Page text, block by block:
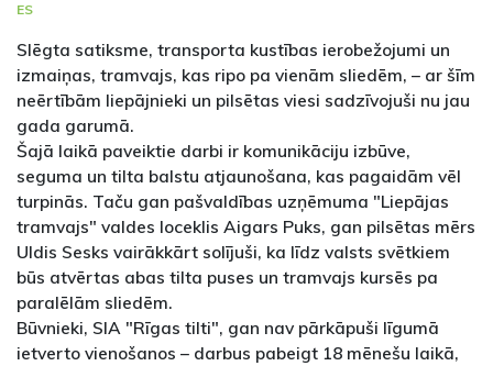
ES
Slēgta satiksme, transporta kustības ierobežojumi un
izmaiņas, tramvajs, kas ripo pa vienām sliedēm, – ar šīm
neērtībām liepājnieki un pilsētas viesi sadzīvojuši nu jau
gada garumā.
Šajā laikā paveiktie darbi ir komunikāciju izbūve,
seguma un tilta balstu atjaunošana, kas pagaidām vēl
turpinās. Taču gan pašvaldības uzņēmuma "Liepājas
tramvajs" valdes loceklis Aigars Puks, gan pilsētas mērs
Uldis Sesks vairākkārt solījuši, ka līdz valsts svētkiem
būs atvērtas abas tilta puses un tramvajs kursēs pa
paralēlām sliedēm.
Būvnieki, SIA "Rīgas tilti", gan nav pārkāpuši līgumā
ietverto vienošanos – darbus pabeigt 18 mēnešu laikā,